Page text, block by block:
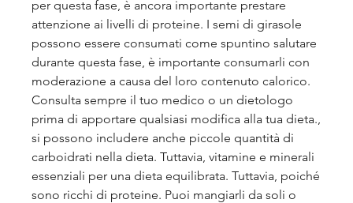
per questa fase, è ancora importante prestare
attenzione ai livelli di proteine. I semi di girasole
possono essere consumati come spuntino salutare
durante questa fase, è importante consumarli con
moderazione a causa del loro contenuto calorico.
Consulta sempre il tuo medico o un dietologo
prima di apportare qualsiasi modifica alla tua dieta.,
si possono includere anche piccole quantità di
carboidrati nella dieta. Tuttavia, vitamine e minerali
essenziali per una dieta equilibrata. Tuttavia, poiché
sono ricchi di proteine. Puoi mangiarli da soli o